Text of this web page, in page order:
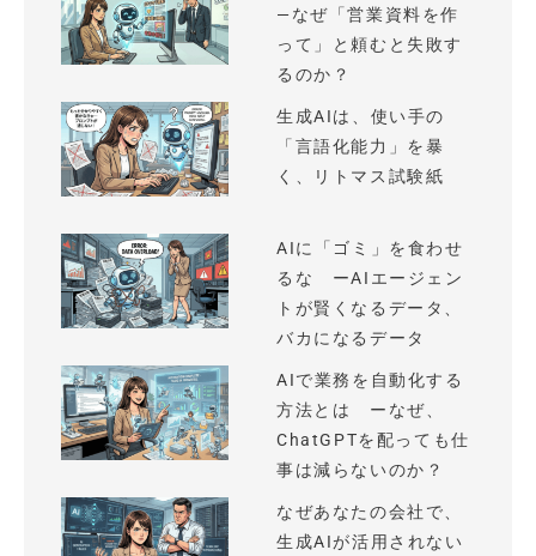
—なぜ「営業資料を作
って」と頼むと失敗す
るのか？
生成AIは、使い手の
「言語化能力」を暴
く、リトマス試験紙
AIに「ゴミ」を食わせ
るな ーAIエージェン
トが賢くなるデータ、
バカになるデータ
AIで業務を自動化する
方法とは ーなぜ、
ChatGPTを配っても仕
事は減らないのか？
なぜあなたの会社で、
生成AIが活用されない